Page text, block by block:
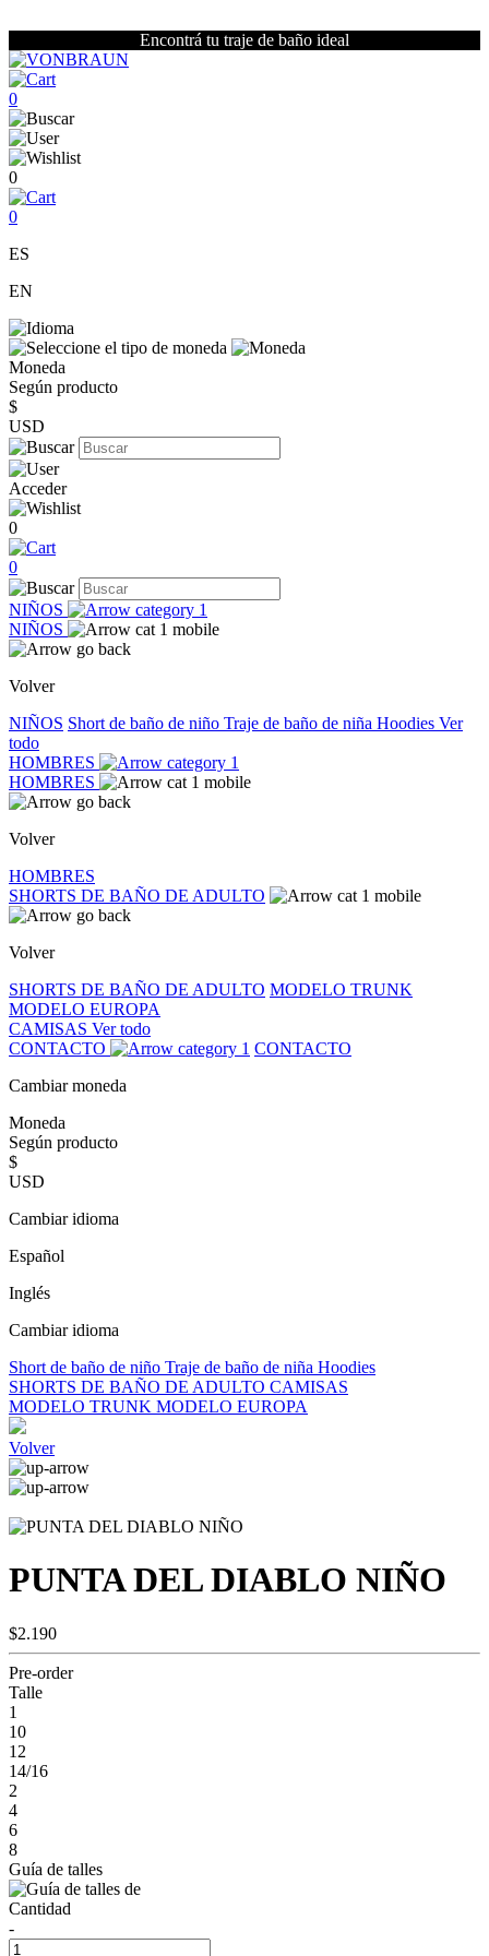
Encontrá tu traje de baño ideal
0
0
0
ES
EN
Moneda
Según producto
$
USD
Acceder
0
0
NIÑOS
NIÑOS
Volver
NIÑOS Short de baño de niño Traje de baño de niña Hoodies Ver
todo
HOMBRES
HOMBRES
Volver
HOMBRES
SHORTS DE BAÑO DE ADULTO
Volver
SHORTS DE BAÑO DE ADULTO MODELO TRUNK
MODELO EUROPA
CAMISAS Ver todo
CONTACTO
CONTACTO
Cambiar moneda
Moneda
Según producto
$
USD
Cambiar idioma
Español
Inglés
Cambiar idioma
Short de baño de niño Traje de baño de niña Hoodies
SHORTS DE BAÑO DE ADULTO CAMISAS
MODELO TRUNK MODELO EUROPA
Volver
PUNTA DEL DIABLO NIÑO
$2.190
Pre-order
Talle
1
10
12
14/16
2
4
6
8
Guía de talles
Cantidad
-